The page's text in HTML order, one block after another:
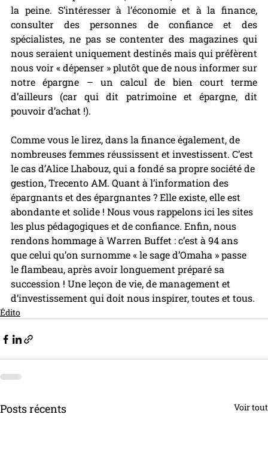
la peine. S’intéresser à l’économie et à la finance,
consulter des personnes de confiance et des
spécialistes, ne pas se contenter des magazines qui
nous seraient uniquement destinés mais qui préfèrent
nous voir « dépenser » plutôt que de nous informer sur
notre épargne – un calcul de bien court terme
d’ailleurs (car qui dit patrimoine et épargne, dit
pouvoir d’achat !).
Comme vous le lirez, dans la finance également, de
nombreuses femmes réussissent et investissent. C’est
le cas d’Alice Lhabouz, qui a fondé sa propre société de
gestion, Trecento AM. Quant à l’information des
épargnants et des épargnantes ? Elle existe, elle est
abondante et solide ! Nous vous rappelons ici les sites
les plus pédagogiques et de confiance. Enfin, nous
rendons hommage à Warren Buffet : c’est à 94 ans
que celui qu’on surnomme « le sage d’Omaha » passe
le flambeau, après avoir longuement préparé sa
succession ! Une leçon de vie, de management et
d’investissement qui doit nous inspirer, toutes et tous.
Édito
Posts récents Voir tout